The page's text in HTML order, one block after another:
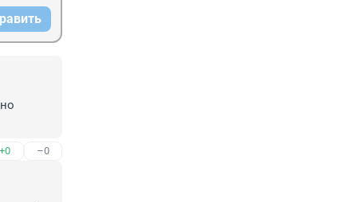
+0 –0